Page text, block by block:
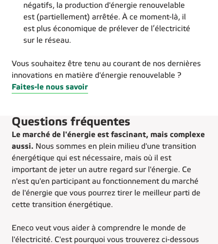
négatifs, la production d'énergie renouvelable
est (partiellement) arrêtée. À ce moment-là, il
est plus économique de prélever de l’électricité
sur le réseau.
Vous souhaitez être tenu au courant de nos dernières
innovations en matière d'énergie renouvelable ?
Faites-le nous savoir
Questions fréquentes
Le marché de l'énergie est fascinant, mais complexe
aussi. Nous sommes en plein milieu d'une transition
énergétique qui est nécessaire, mais où il est
important de jeter un autre regard sur l'énergie. Ce
n'est qu'en participant au fonctionnement du marché
de l'énergie que vous pourrez tirer le meilleur parti de
cette transition énergétique.
Eneco veut vous aider à comprendre le monde de
l'électricité. C'est pourquoi vous trouverez ci-dessous